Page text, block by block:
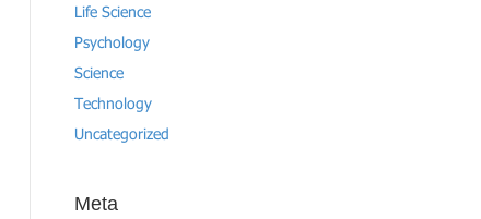
Life Science
Psychology
Science
Technology
Uncategorized
Meta